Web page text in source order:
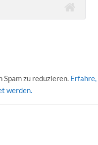
zu reduzieren. Erfahre,
werden.